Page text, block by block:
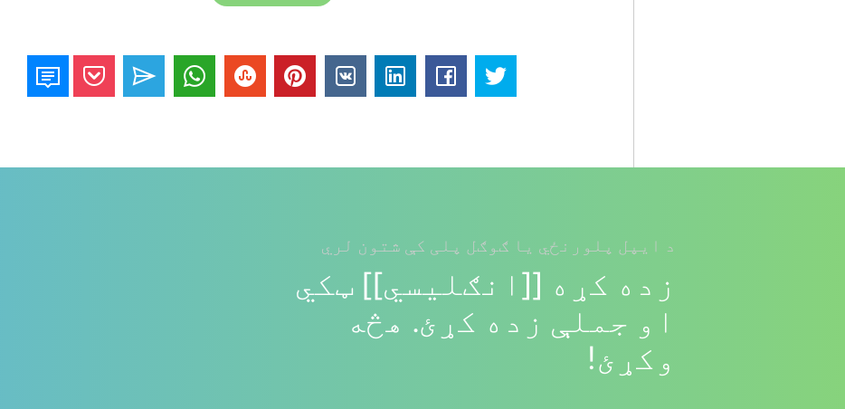
د ایپل پلورنځي یا ګوګل پلی کې شتون لري
زده کړه [[انګلیسي]] ټکي
او جملې زده کړئ. هڅه
وکړئ!